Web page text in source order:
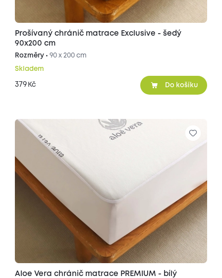
Prošívaný chránič matrace Exclusive - šedý
90x200 cm
Rozměry • 90 x 200 cm
Skladem
379 Kč Do košíku
Aloe Vera chránič matrace PREMIUM - bílý